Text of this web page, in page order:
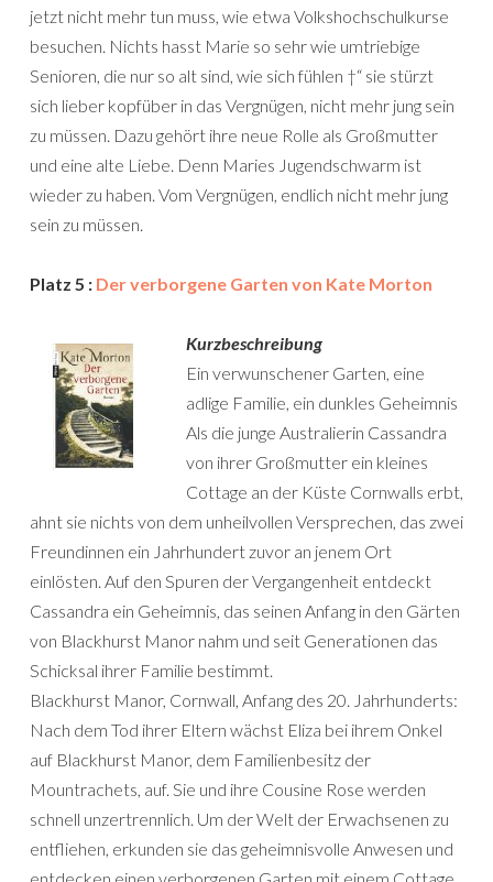
jetzt nicht mehr tun muss, wie etwa Volkshochschulkurse
besuchen. Nichts hasst Marie so sehr wie umtriebige
Senioren, die nur so alt sind, wie sich fühlen †“ sie stürzt
sich lieber kopfüber in das Vergnügen, nicht mehr jung sein
zu müssen. Dazu gehört ihre neue Rolle als Großmutter
und eine alte Liebe. Denn Maries Jugendschwarm ist
wieder zu haben. Vom Vergnügen, endlich nicht mehr jung
sein zu müssen.
Platz 5 : Der verborgene Garten von Kate Morton
Kurzbeschreibung
Ein verwunschener Garten, eine
adlige Familie, ein dunkles Geheimnis
Als die junge Australierin Cassandra
von ihrer Großmutter ein kleines
Cottage an der Küste Cornwalls erbt,
ahnt sie nichts von dem unheilvollen Versprechen, das zwei
Freundinnen ein Jahrhundert zuvor an jenem Ort
einlösten. Auf den Spuren der Vergangenheit entdeckt
Cassandra ein Geheimnis, das seinen Anfang in den Gärten
von Blackhurst Manor nahm und seit Generationen das
Schicksal ihrer Familie bestimmt.
Blackhurst Manor, Cornwall, Anfang des 20. Jahrhunderts:
Nach dem Tod ihrer Eltern wächst Eliza bei ihrem Onkel
auf Blackhurst Manor, dem Familienbesitz der
Mountrachets, auf. Sie und ihre Cousine Rose werden
schnell unzertrennlich. Um der Welt der Erwachsenen zu
entfliehen, erkunden sie das geheimnisvolle Anwesen und